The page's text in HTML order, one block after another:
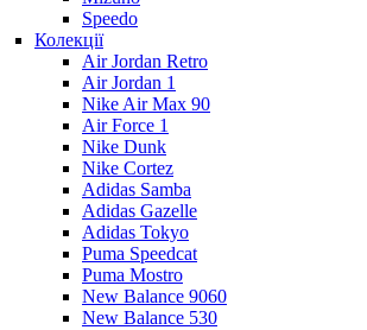
Speedo
Колекції
Air Jordan Retro
Air Jordan 1
Nike Air Max 90
Air Force 1
Nike Dunk
Nike Cortez
Adidas Samba
Adidas Gazelle
Adidas Tokyo
Puma Speedcat
Puma Mostro
New Balance 9060
New Balance 530